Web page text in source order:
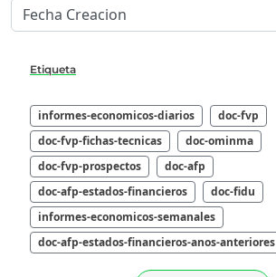
Etiqueta
informes-economicos-diarios
doc-fvp
doc-fvp-fichas-tecnicas
doc-ominma
doc-fvp-prospectos
doc-afp
doc-afp-estados-financieros
doc-fidu
informes-economicos-semanales
doc-afp-estados-financieros-anos-anteriores